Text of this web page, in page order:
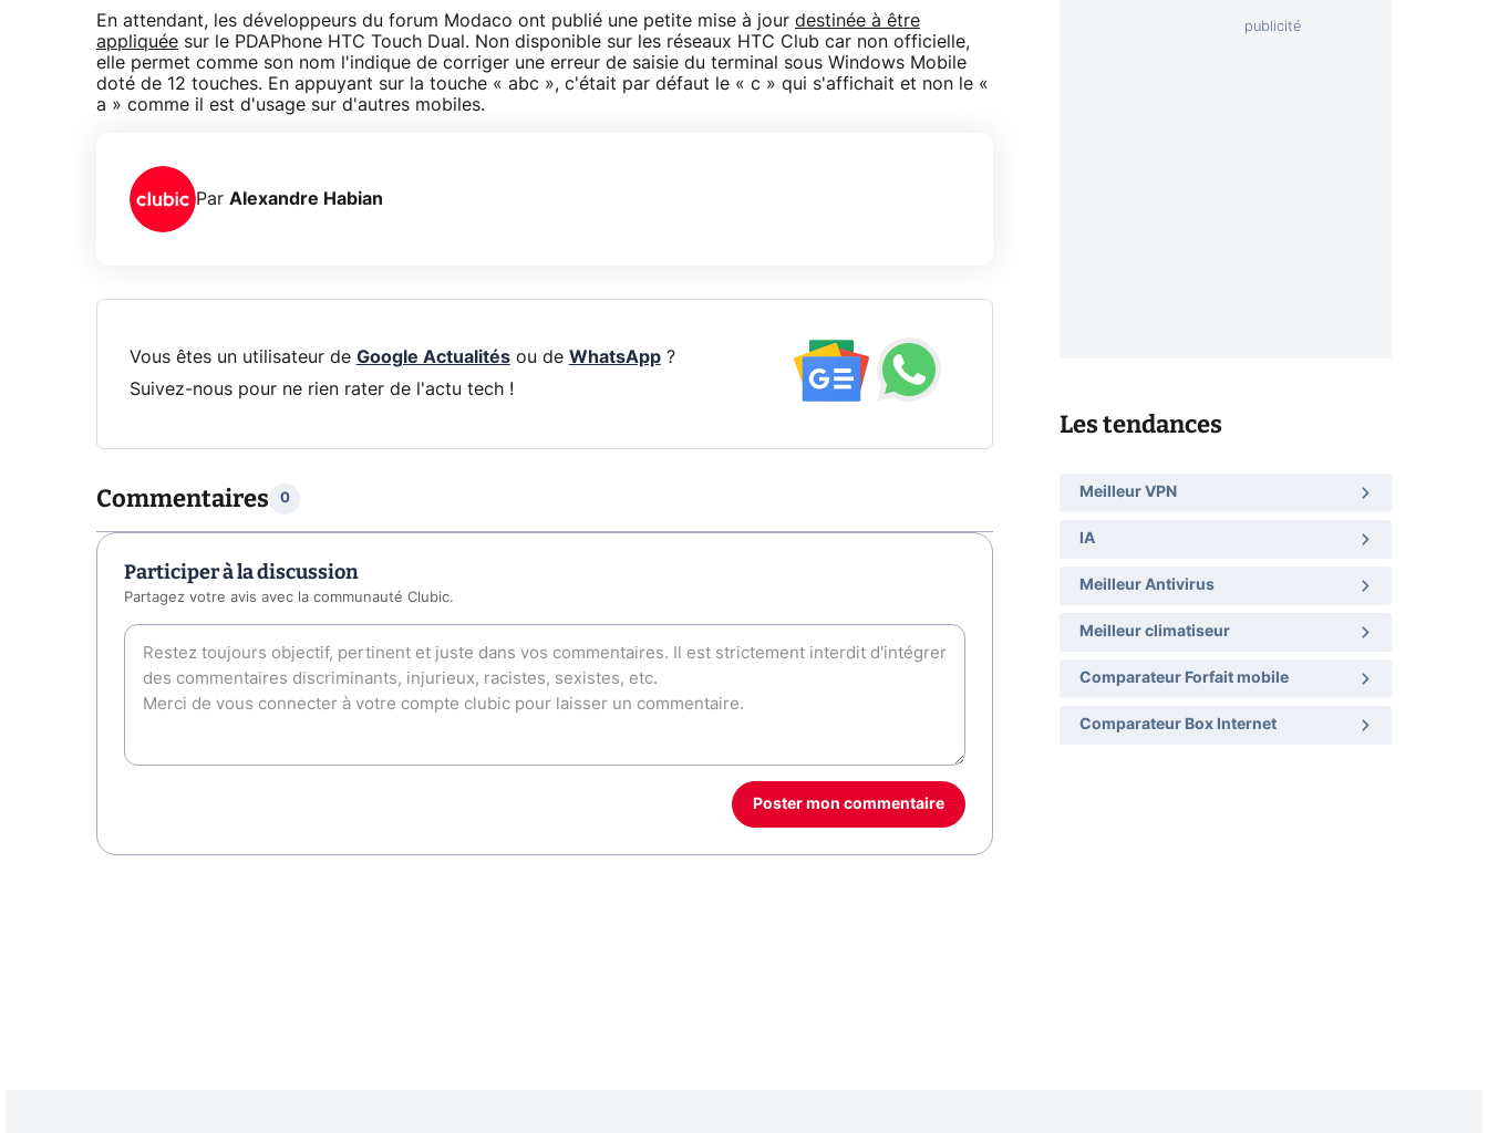
En attendant, les développeurs du forum Modaco ont publié une petite mise à jour destinée à être
appliquée sur le PDAPhone HTC Touch Dual. Non disponible sur les réseaux HTC Club car non officielle,
elle permet comme son nom l'indique de corriger une erreur de saisie du terminal sous Windows Mobile
doté de 12 touches. En appuyant sur la touche « abc », c'était par défaut le « c » qui s'affichait et non le «
a » comme il est d'usage sur d'autres mobiles.
Par Alexandre Habian
Vous êtes un utilisateur de Google Actualitésou de WhatsApp?
Suivez-nous pour ne rien rater de l'actu tech !
Commentaires 0
Participer à la discussion
Partagez votre avis avec la communauté Clubic.
Poster mon commentaire
Les tendances
Meilleur VPN
IA
Meilleur Antivirus
Meilleur climatiseur
Comparateur Forfait mobile
Comparateur Box Internet